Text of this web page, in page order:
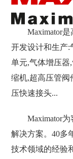
Maximator
开发设计和生产:
单元,气体增压器
缩机,超高压管阀
压快速接头...
Maximator
解决方案。40多
技术领域的经验